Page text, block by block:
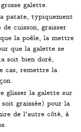
galette.
patate, typiquement
cuisson, graisser
la poêle, la mettre
que la galette se
soit bien doré,
cas, remettre la
glisser la galette sur
graissée) pour la
de l'autre côté, à